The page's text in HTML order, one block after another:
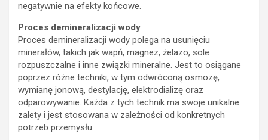
negatywnie na efekty końcowe.
Proces demineralizacji wody
Proces demineralizacji wody polega na usunięciu
minerałów, takich jak wapń, magnez, żelazo, sole
rozpuszczalne i inne związki mineralne. Jest to osiągane
poprzez różne techniki, w tym odwróconą osmozę,
wymianę jonową, destylację, elektrodializę oraz
odparowywanie. Każda z tych technik ma swoje unikalne
zalety i jest stosowana w zależności od konkretnych
potrzeb przemysłu.